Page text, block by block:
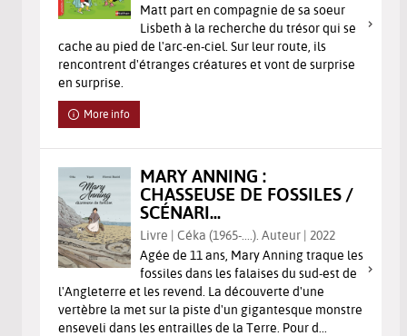
Matt part en compagnie de sa soeur
Lisbeth à la recherche du trésor qui se
cache au pied de l'arc-en-ciel. Sur leur route, ils
rencontrent d'étranges créatures et vont de surprise
en surprise.
More info
MARY ANNING :
CHASSEUSE DE FOSSILES /
SCÉNARI...
Livre | Céka (1965-....). Auteur | 2022
Agée de 11 ans, Mary Anning traque les
fossiles dans les falaises du sud-est de
l'Angleterre et les revend. La découverte d'une
vertèbre la met sur la piste d'un gigantesque monstre
enseveli dans les entrailles de la Terre. Pour d...